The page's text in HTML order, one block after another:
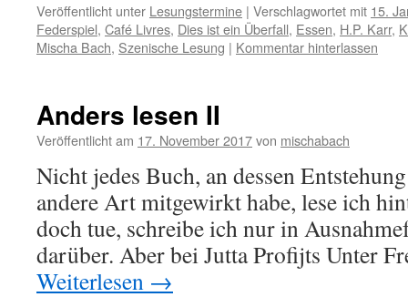
Veröffentlicht unter Lesungstermine | Verschlagwortet mit 15.
Federspiel, Café Livres, Dies ist ein Überfall, Essen, H.P. Karr,
Mischa Bach, Szenische Lesung | Kommentar hinterlassen
Anders lesen II
Veröffentlicht am 17. November 2017von mischabach
Nicht jedes Buch, an dessen
andere Art mitgewirkt habe, lese ich
doch tue, schreibe ich nur in
darüber. Aber bei Jutta Profijts Unter
Weiterlesen →